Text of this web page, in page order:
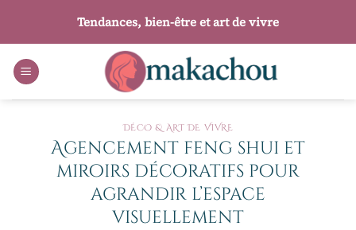
contenu
Tendances, bien-être et art de vivre
DÉCO & ART DE VIVRE
Agencement feng shui et
miroirs décoratifs pour
agrandir l’espace
visuellement